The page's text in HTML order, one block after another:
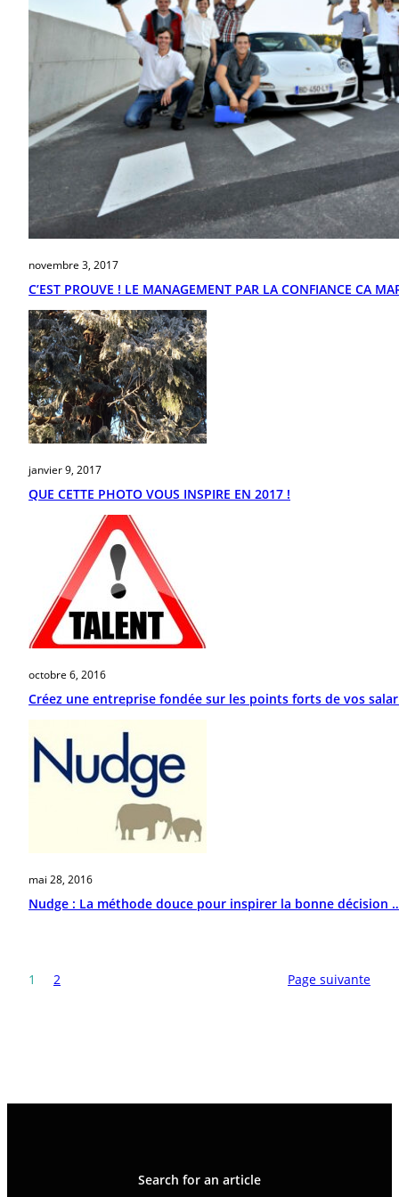
novembre 3, 2017
C’EST PROUVE ! LE MANAGEMENT PAR LA CONFIANCE CA
janvier 9, 2017
QUE CETTE PHOTO VOUS INSPIRE EN 2017 !
octobre 6, 2016
Créez une entreprise fondée sur les points forts de vos
mai 28, 2016
Nudge : La méthode douce pour inspirer la bonne décision
1 2 Page suivante
Search for an article